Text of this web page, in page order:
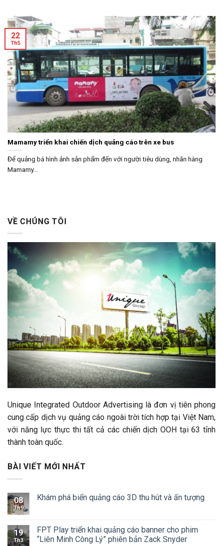
Mamamy triển khai chiến dịch quảng cáo trên xe bus
Để quảng bá hình ảnh sản phẩm đến với người tiêu dùng, nhãn hàng
Mamamy...
22
Th5
VỀ CHÚNG TÔI
Unique Integrated Outdoor Advertising là đơn vị tiên phong
cung cấp dịch vụ quảng cáo ngoài trời tích hợp tại Việt Nam,
với năng lực thực thi tất cả các chiến dịch OOH tại 63 tỉnh
thành toàn quốc.
BÀI VIẾT MỚI NHẤT
08
Th9
Khám phá biển quảng cáo 3D thu hút và ấn tượng
19
Th3
FPT Play triển khai quảng cáo banner cho phim
“Liên Minh Công Lý” phiên bản Zack Snyder